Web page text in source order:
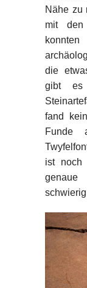
Nähe zu
mit
die
gibt
fand
Funde
ist noch